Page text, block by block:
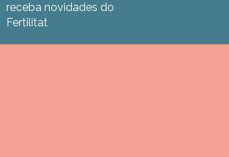
receba novidades do
Fertilitat